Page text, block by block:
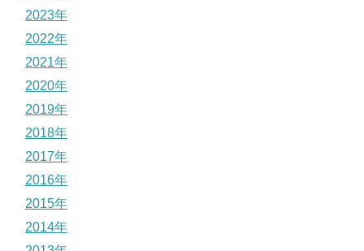
2023年
2022年
2021年
2020年
2019年
2018年
2017年
2016年
2015年
2014年